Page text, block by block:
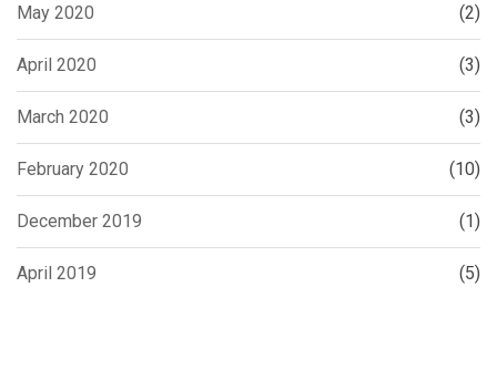
May 2020 (2)
April 2020 (3)
March 2020 (3)
February 2020 (10)
December 2019 (1)
April 2019 (5)